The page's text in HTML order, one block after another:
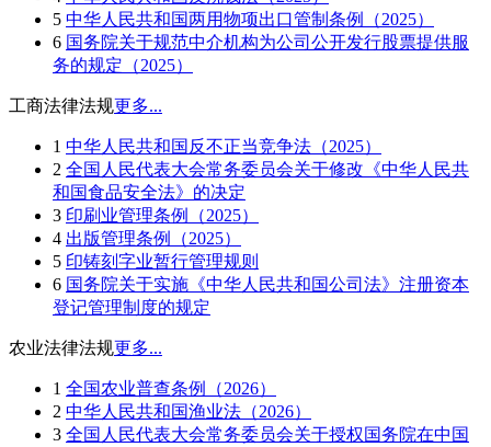
5 中华人民共和国两用物项出口管制条例（2025）
6 国务院关于规范中介机构为公司公开发行股票提供服
务的规定（2025）
工商法律法规更多...
1 中华人民共和国反不正当竞争法（2025）
2 全国人民代表大会常务委员会关于修改《中华人民共
和国食品安全法》的决定
3 印刷业管理条例（2025）
4 出版管理条例（2025）
5 印铸刻字业暂行管理规则
6 国务院关于实施《中华人民共和国公司法》注册资本
登记管理制度的规定
农业法律法规更多...
1 全国农业普查条例（2026）
2 中华人民共和国渔业法（2026）
3 全国人民代表大会常务委员会关于授权国务院在中国